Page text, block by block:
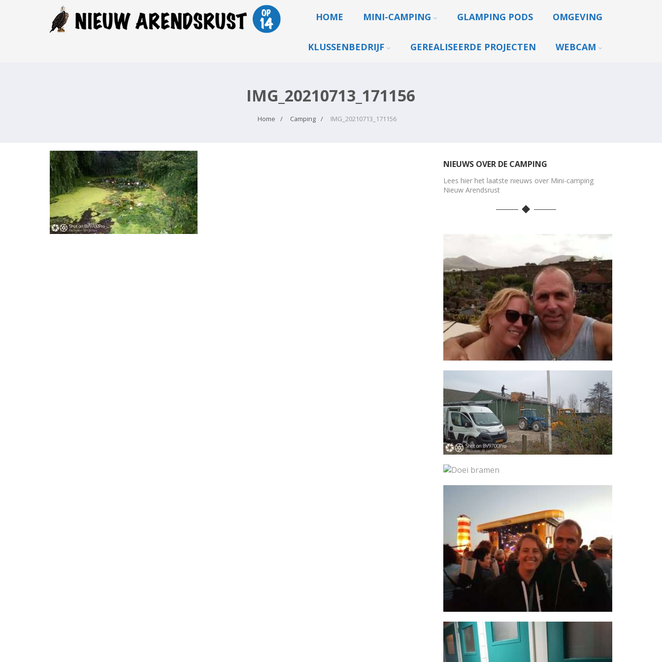
HOME MINI-CAMPING GLAMPING PODS OMGEVING
KLUSSENBEDRIJF GEREALISEERDE PROJECTEN WEBCAM
IMG_20210713_171156
Home Camping IMG_20210713_171156
NIEUWS OVER DE CAMPING
Lees hier het laatste nieuws over Mini-camping
Nieuw Arendsrust